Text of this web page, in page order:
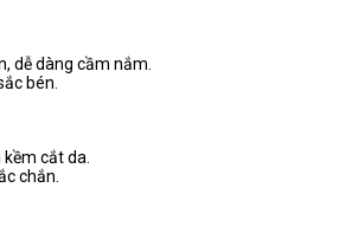
dễ dàng cầm nắm.
bén.
cắt da.
chắn.